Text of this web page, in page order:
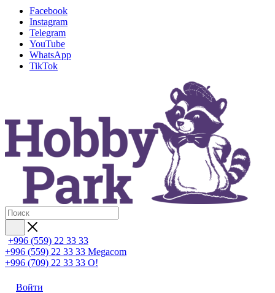
Facebook
Instagram
Telegram
YouTube
WhatsApp
TikTok
+996 (559) 22 33 33
+996 (559) 22 33 33 Megacom
+996 (709) 22 33 33 O!
Войти